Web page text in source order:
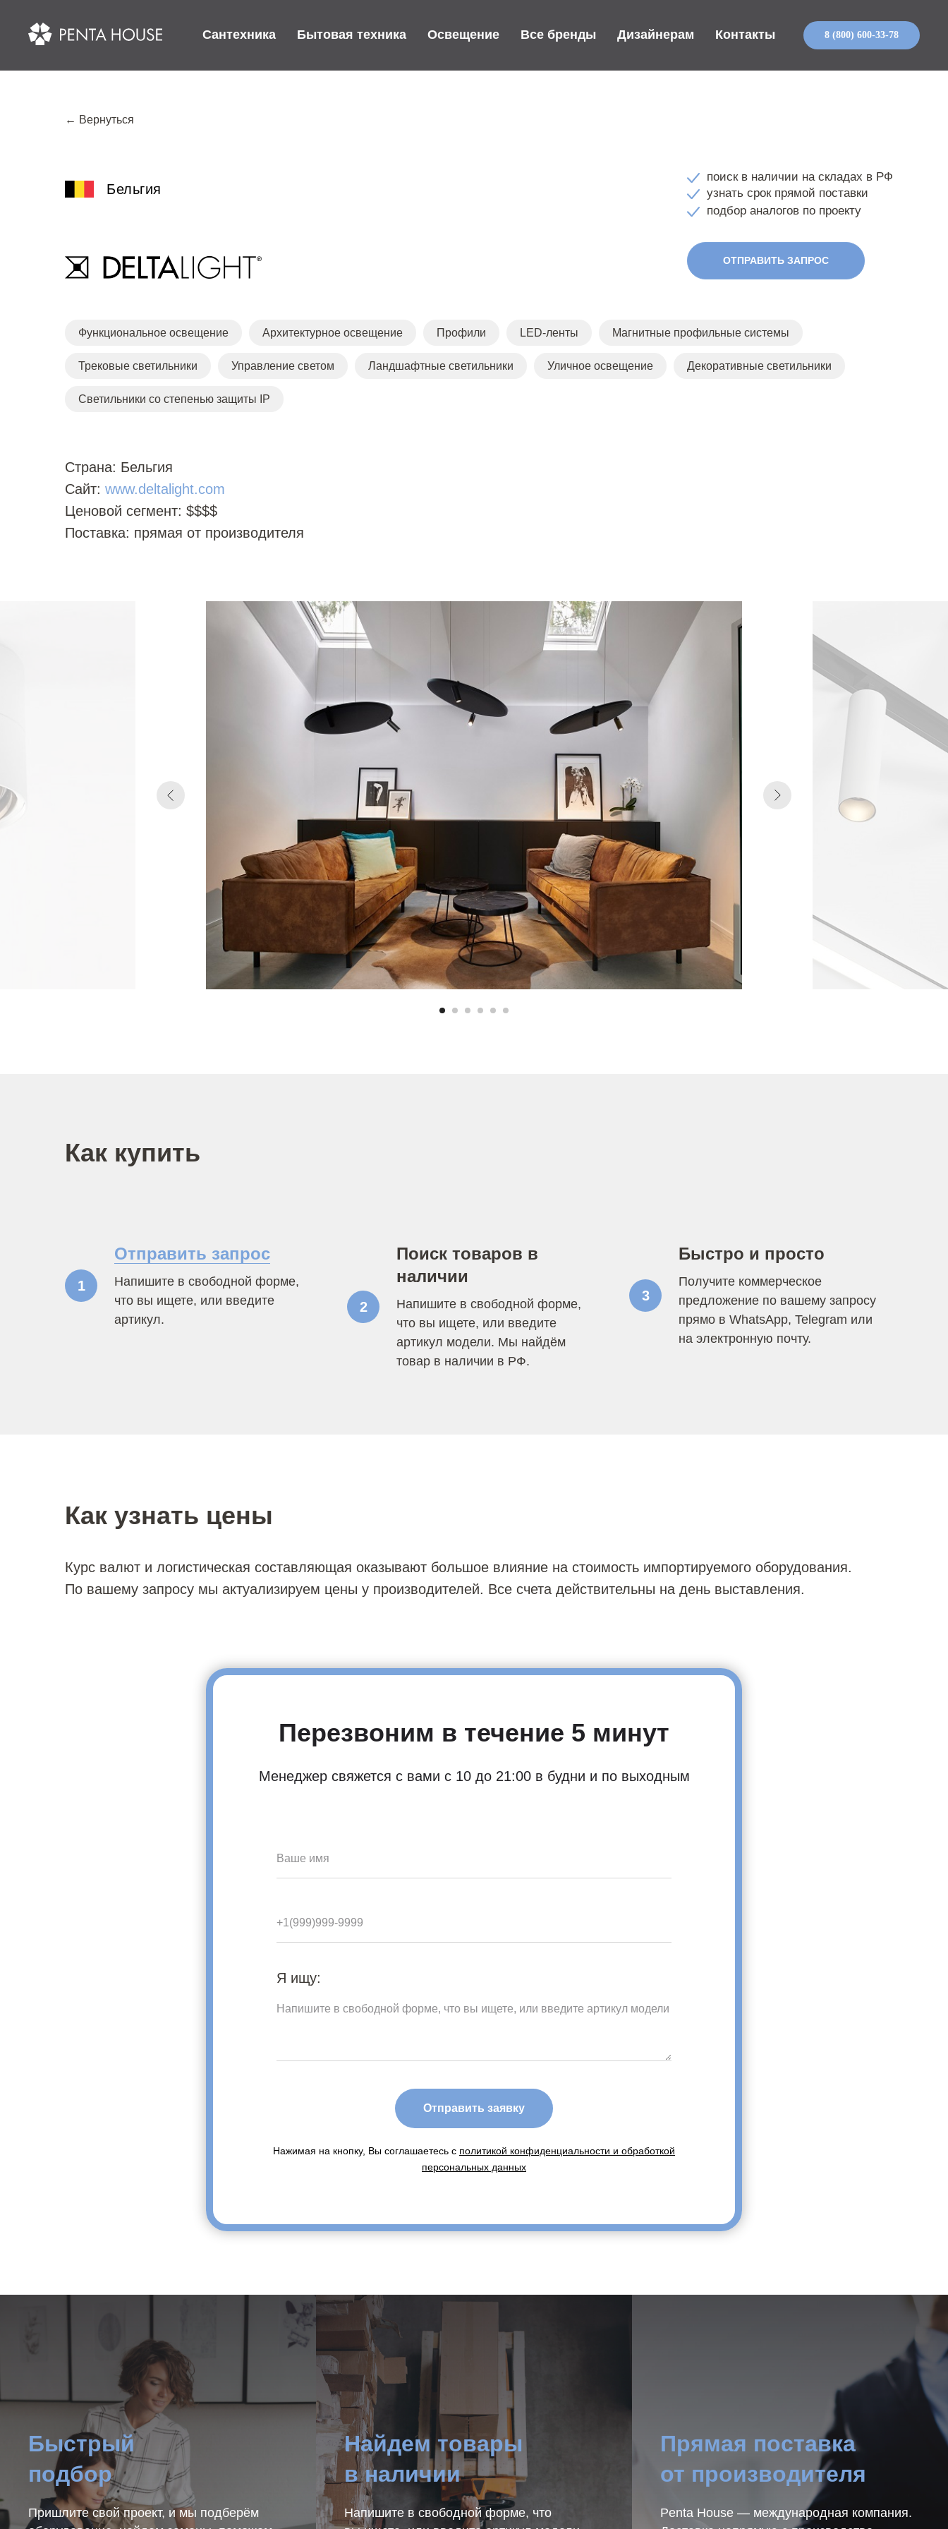
Сантехника Бытовая техника Освещение Все бренды Дизайнерам Контакты 8 (800) 600-33-78
← Вернуться
Бельгия
ОТПРАВИТЬ ЗАПРОС
поиск в наличии на складах в РФ
узнать срок прямой поставки
подбор аналогов по проекту
Функциональное освещение Архитектурное освещение Профили LED-ленты Магнитные профильные системы
Трековые светильники Управление светом Ландшафтные светильники Уличное освещение Декоративные светильники
Светильники со степенью защиты IP
Страна: Бельгия
Сайт: www.deltalight.com
Ценовой сегмент: $$$$
Поставка: прямая от производителя
Как купить
1
Отправить запрос
Напишите в свободной форме,
что вы ищете, или введите
артикул.
2
Поиск товаров в
наличии
Напишите в свободной форме,
что вы ищете, или введите
артикул модели. Мы найдём
товар в наличии в РФ.
3
Быстро и просто
Получите коммерческое
предложение по вашему запросу
прямо в WhatsApp, Telegram или
на электронную почту.
Как узнать цены
Курс валют и логистическая составляющая оказывают большое влияние на стоимость импортируемого оборудования.
По вашему запросу мы актуализируем цены у производителей. Все счета действительны на день выставления.
Перезвоним в течение 5 минут
Менеджер свяжется с вами с 10 до 21:00 в будни и по выходным
Я ищу:
Отправить заявку
Нажимая на кнопку, Вы соглашаетесь с политикой конфиденциальности и обработкой
персональных данных
Быстрый
подбор
Пришлите свой проект, и мы подберём
Найдем товары
в наличии
Напишите в свободной форме, что
Прямая поставка
от производителя
Penta House — международная компания.